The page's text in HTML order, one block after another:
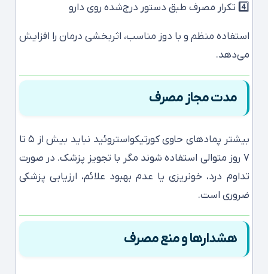
4️⃣ تکرار مصرف طبق دستور درج‌شده روی دارو
استفاده منظم و با دوز مناسب، اثربخشی درمان را افزایش
می‌دهد.
مدت مجاز مصرف
بیشتر پمادهای حاوی کورتیکواستروئید نباید بیش از ۵ تا
۷ روز متوالی استفاده شوند مگر با تجویز پزشک. در صورت
تداوم درد، خونریزی یا عدم بهبود علائم، ارزیابی پزشکی
ضروری است.
هشدارها و منع مصرف